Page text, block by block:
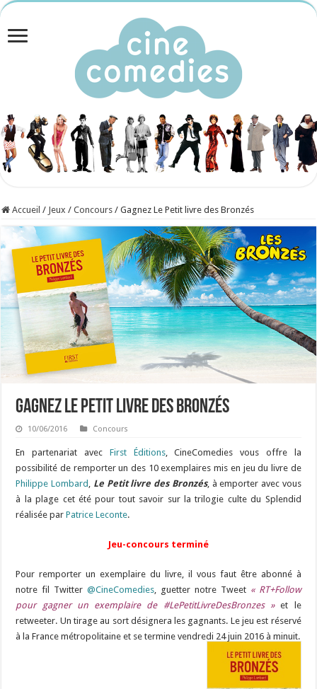
Accueil / Jeux / Concours / Gagnez Le Petit livre des Bronzés
Gagnez Le Petit livre des Bronzés
10/06/2016 Concours
En partenariat avec First Éditions, CineComedies vous offre la
possibilité de remporter un des 10 exemplaires mis en jeu du livre de
Philippe Lombard , Le Petit livre des Bronzés, à emporter avec vous
à la plage cet été pour tout savoir sur la trilogie culte du Splendid
réalisée parPatrice Leconte.
Jeu-concours terminé
Pour remporter un exemplaire du livre, il vous faut être abonné à
notre fil Twitter@CineComedies, guetter notre Tweet « RT+Follow
pour gagner un exemplaire de #LePetitLivreDesBronzes »et le
retweeter. Un tirage au sort désignera les gagnants. Le jeu est réservé
à la France métropolitaine et se termine vendredi 24 juin 2016 à minuit.